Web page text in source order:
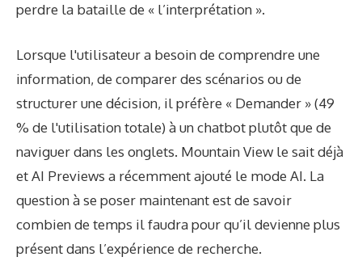
perdre la bataille de « l’interprétation ».
Lorsque l'utilisateur a besoin de comprendre une
information, de comparer des scénarios ou de
structurer une décision, il préfère « Demander » (49
% de l'utilisation totale) à un chatbot plutôt que de
naviguer dans les onglets. Mountain View le sait déjà
et AI Previews a récemment ajouté le mode AI. La
question à se poser maintenant est de savoir
combien de temps il faudra pour qu’il devienne plus
présent dans l’expérience de recherche.